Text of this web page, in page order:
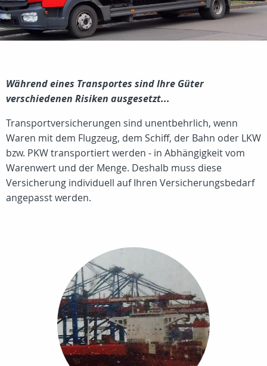
Während eines Transportes sind Ihre Güter
verschiedenen Risiken ausgesetzt...
Transportversicherungen sind unentbehrlich, wenn
Waren mit dem Flugzeug, dem Schiff, der Bahn oder LKW
bzw. PKW transportiert werden - in Abhängigkeit vom
Warenwert und der Menge. Deshalb muss diese
Versicherung individuell auf Ihren Versicherungsbedarf
angepasst werden.